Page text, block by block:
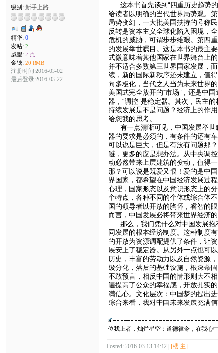
级别: 新手上路
精华: 0
发帖: 2
威望: 2 点
金钱: 20 RMB
注册时间:2016-03-02
最后登录:2016-03-22
这本书首先谈到“四重历史趋势的
给读者以明确的当代世界局势观。
局势变幻，一大批美国扶持的号称
反转是资本主义全球化陷入困境，
危机的威胁，可谓步步维艰。第四
的发展举世瞩目。这是本书的最主
式微意味着其他国家在世界舞台上
并不适合多数第三世界国家发展，
续，新的国际新秩序还未建立，值
向多极化，当代之人当为未来世界
美国式完全放开的“市场”，还是中
器，“调控”是稳定器。其次，民主
持续发展是不是问题？经济上的作
给您我的思考。
有一点清晰可见，中国发展举世
器的要求是必须的，有条件的还有
可以说是巨大，但是有没有问题那
避，更多的应是想办法。从中央调
动必然带来上层建筑的变动，值得
那？可以说是既爱又恨！爱的是中
界国家，都希望在中国经济发展过
心理，国家形态以及意识形态上的
个特点，各种不同的个体或综合体
国的领导者以开放的胸怀，睿智的
而言，中国发展必将带来世界经济
那么，我们凭什么对中国发展抱
同发展的根本经济制度。这种制度
的开放为资源调配提供了条件，让
展安上了稳定器。从另外一点也可
历史，丰富的劳动力以及自然资源
级分化，落后的基础设施，根深蒂
不敢预言，相反中国的情形则大不
遍提高了公众的幸福感，开放扎实
满信心。文化层次：中国梦的提出
综合来看，我对中国未来发展充满
位我上者，灿烂星空；道德律令，在我心
Posted: 2016-03-13 14:12 | [楼 主]